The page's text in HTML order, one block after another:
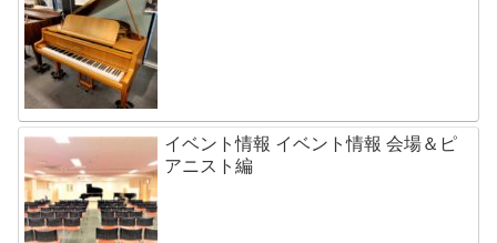
イベント情報 イベント情報 会場＆ピ
アニスト編